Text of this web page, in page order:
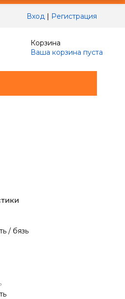
Вход | Регистрация
Корзина
Ваша корзина пуста
/ бязь